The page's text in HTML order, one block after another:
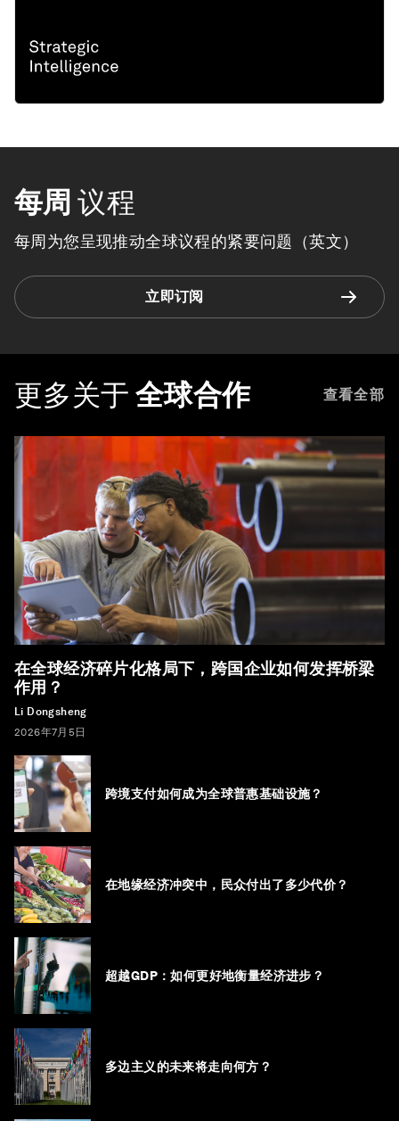
每周 议程
每周为您呈现推动全球议程的紧要问题（英文）
立即订阅
更多关于 全球合作 查看全部
在全球经济碎片化格局下，跨国企业如何发挥桥梁
作用？
Li Dongsheng
2026年7月5日
跨境支付如何成为全球普惠基础设施？
在地缘经济冲突中，民众付出了多少代价？
超越GDP：如何更好地衡量经济进步？
多边主义的未来将走向何方？